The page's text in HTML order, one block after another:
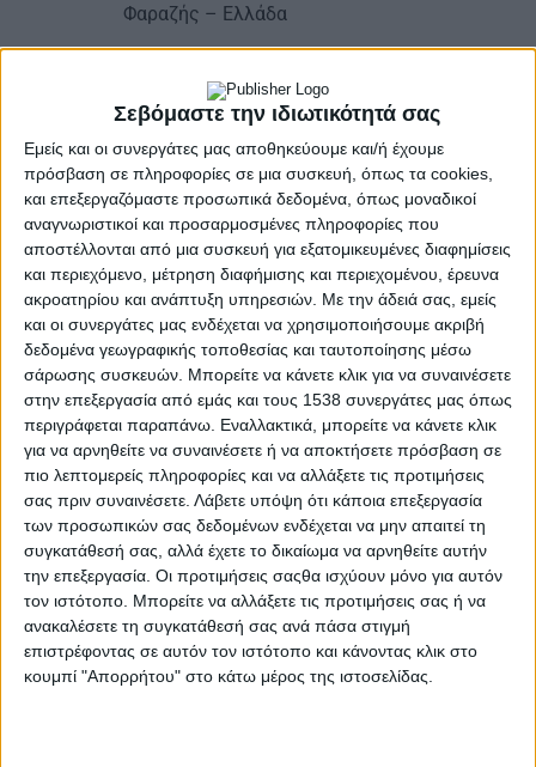
Σεβόμαστε την ιδιωτικότητά σας
Εμείς και οι συνεργάτες μας αποθηκεύουμε και/ή έχουμε
πρόσβαση σε πληροφορίες σε μια συσκευή, όπως τα cookies,
και επεξεργαζόμαστε προσωπικά δεδομένα, όπως μοναδικοί
αναγνωριστικοί και προσαρμοσμένες πληροφορίες που
αποστέλλονται από μια συσκευή για εξατομικευμένες διαφημίσεις
και περιεχόμενο, μέτρηση διαφήμισης και περιεχομένου, έρευνα
ακροατηρίου και ανάπτυξη υπηρεσιών. Με την άδειά σας, εμείς
και οι συνεργάτες μας ενδέχεται να χρησιμοποιήσουμε ακριβή
δεδομένα γεωγραφικής τοποθεσίας και ταυτοποίησης μέσω
σάρωσης συσκευών. Μπορείτε να κάνετε κλικ για να συναινέσετε
στην επεξεργασία από εμάς και τους 1538 συνεργάτες μας όπως
περιγράφεται παραπάνω. Εναλλακτικά, μπορείτε να κάνετε κλικ
για να αρνηθείτε να συναινέσετε ή να αποκτήσετε πρόσβαση σε
πιο λεπτομερείς πληροφορίες και να αλλάξετε τις προτιμήσεις
σας πριν συναινέσετε. Λάβετε υπόψη ότι κάποια επεξεργασία
των προσωπικών σας δεδομένων ενδέχεται να μην απαιτεί τη
συγκατάθεσή σας, αλλά έχετε το δικαίωμα να αρνηθείτε αυτήν
την επεξεργασία. Οι προτιμήσεις σαςθα ισχύουν μόνο για αυτόν
τον ιστότοπο. Μπορείτε να αλλάξετε τις προτιμήσεις σας ή να
ανακαλέσετε τη συγκατάθεσή σας ανά πάσα στιγμή
επιστρέφοντας σε αυτόν τον ιστότοπο και κάνοντας κλικ στο
κουμπί "Απορρήτου" στο κάτω μέρος της ιστοσελίδας.
Φαραζής – Ελλάδα
Jazz Express – Ελλάδα
Shantel & Bucovina Club Sound system ft
Θωμάς Κωνσταντίνου – Γερμανία + Ελλάδα
Το Preveza JazzFestival 2024 διοργανώνεται από
την αστική μη κερδοσκοπική εταιρεία Preveza
JazzFestival, την Περιφερειακή Ενότητα και το
Δήμο Πρέβεζας.
Υποστηρίζεται από το Υπουργείο Πολιτισμού, το
Επιμελητήριο Πρέβεζας , το Σουηδικό Ινστιτούτο,
την Πολωνική Πρεσβεία και την Πρεσβεία του
Λουξεμβούργου.
Μέγας Χορηγός : Eurobank
Χορηγός: FotisHome Market
Ελάτε να ζήσετε μια μοναδική μουσική εμπειρία,!